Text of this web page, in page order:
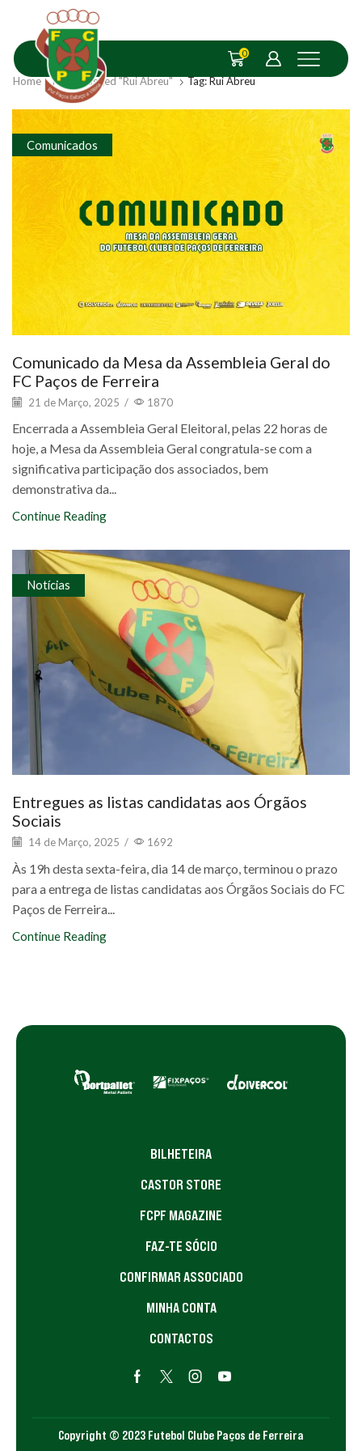
0
Home Posts Tagged "Rui Abreu" Tag: Rui Abreu
Comunicados
Comunicado da Mesa da Assembleia Geral do
FC Paços de Ferreira
21 de Março, 2025 / 1870
Encerrada a Assembleia Geral Eleitoral, pelas 22 horas de
hoje, a Mesa da Assembleia Geral congratula-se com a
significativa participação dos associados, bem
demonstrativa da...
Continue Reading
Notícias
Entregues as listas candidatas aos Órgãos
Sociais
14 de Março, 2025 / 1692
Às 19h desta sexta-feira, dia 14 de março, terminou o prazo
para a entrega de listas candidatas aos Órgãos Sociais do FC
Paços de Ferreira...
Continue Reading
BILHETEIRA
CASTOR STORE
FCPF MAGAZINE
FAZ-TE SÓCIO
CONFIRMAR ASSOCIADO
MINHA CONTA
CONTACTOS
Copyright © 2023 Futebol Clube Paços de Ferreira